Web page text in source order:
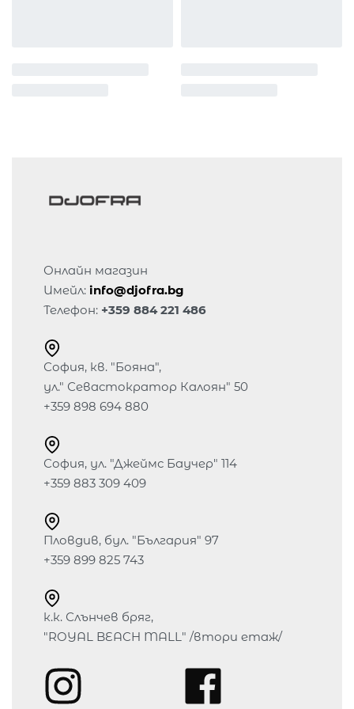
Онлайн магазин
Имейл: info@djofra.bg
Телефон: +359 884 221 486
София, кв. "Бояна",
ул." Севастократор Калоян" 50
+359 898 694 880
София, ул. "Джеймс Баучер" 114
+359 883 309 409
Пловдив, бул. "България" 97
+359 899 825 743
к.к. Слънчев бряг,
"ROYAL BEACH MALL" /втори етаж/